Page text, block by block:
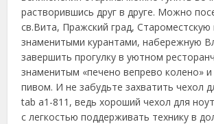
растворившись друг в друге. Можно
св.Вита, Пражский град,
знаменитыми курантами, набережную
завершить прогулку в уютном
знаменитым «печено вепрево колено»
пивом. И не забудьте захватить чехол
tab a1-811, ведь хороший чехол для
с легкостью поддерживать технику в